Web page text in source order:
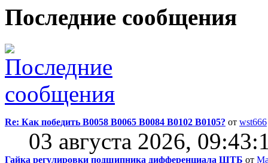
Последние сообщения
Re: Как победить В0058 В0065 В0084 В0102 В0105? от wst666
03 августа 2026,
Гайка регулировки подшипника дифференциала ШТБ от